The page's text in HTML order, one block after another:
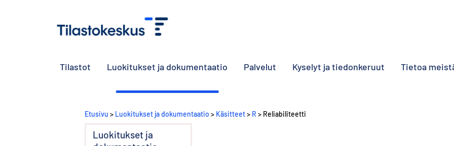
Tilastot Luokitukset ja dokumentaatio Palvelut Kyselyt ja tiedonkeruut Tietoa
Etusivu > Luokitukset ja dokumentaatio > Käsitteet> R > Reliabiliteetti
Luokitukset ja